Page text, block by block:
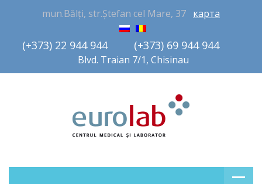
mun.Bălți, str.Ștefan cel Mare, 37 карта
(+373) 22 944 944         (+373) 69 944 944
Blvd. Traian 7/1, Chisinau